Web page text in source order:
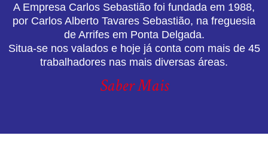
A Empresa Carlos Sebastião foi fundada em 1988,
por Carlos Alberto Tavares Sebastião, na freguesia
de Arrifes em Ponta Delgada.
Situa-se nos valados e hoje já conta com mais de 45
trabalhadores nas mais diversas áreas.
Saber Mais